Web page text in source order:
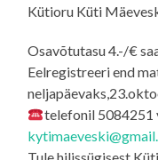
Kütioru Küti
Osavõtutasu 4.-/€
Eelregistreeri end
telefonil 5084251